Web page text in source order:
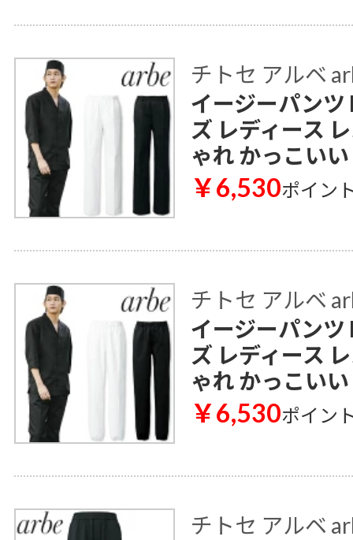
チトセ アルベ
イージーパンツ
ズ レディース
ゃれ かっこいい
￥6,530ポイン
チトセ アルベ
イージーパンツ
ズ レディース
ゃれ かっこいい
￥6,530ポイン
チトセ アルベ